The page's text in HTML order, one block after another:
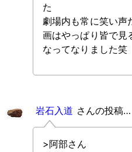
た
劇場内も常に笑い声
画はやっぱり皆で見
なってなりました笑
岩石入道 さんの投稿…
>阿部さん